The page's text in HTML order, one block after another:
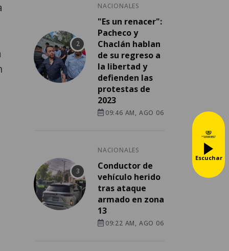
NACIONALES
"Es un renacer":
Pacheco y
Chaclán hablan
de su regreso a
la libertad y
defienden las
protestas de
2023
09:46 AM, AGO 06
NACIONALES
Conductor de
vehículo herido
tras ataque
armado en zona
13
09:22 AM, AGO 06
Escuchar